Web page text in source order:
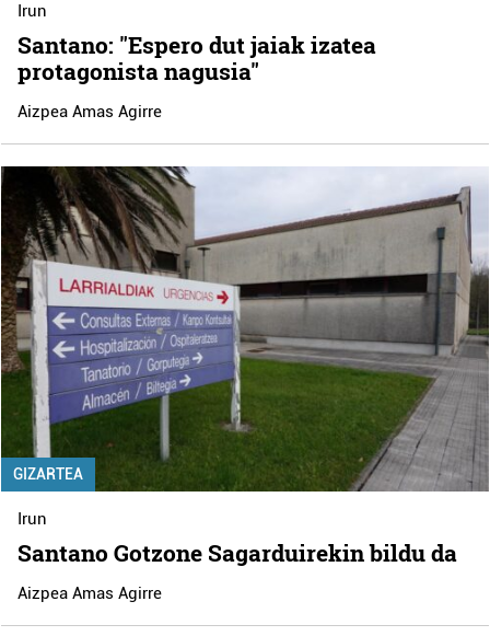
Irun
Santano: "Espero dut jaiak izatea
protagonista nagusia"
Aizpea Amas Agirre
GIZARTEA
Irun
Santano Gotzone Sagarduirekin bildu da
Aizpea Amas Agirre